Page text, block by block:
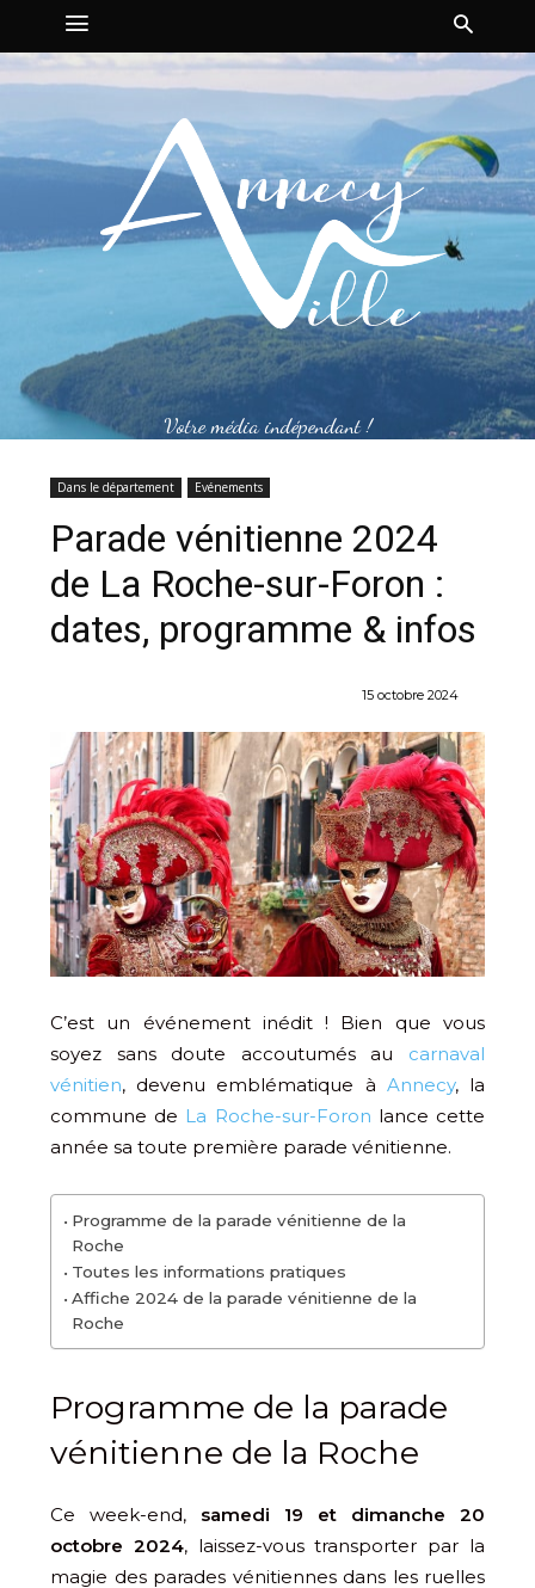
Votre média indépendant !
Dans le département Evénements
Parade vénitienne 2024
de La Roche-sur-Foron :
dates, programme & infos
15 octobre 2024
C’est un événement inédit ! Bien que vous
soyez sans doute accoutumés au carnaval
vénitien, devenu emblématique à Annecy, la
commune de La Roche-sur-Foron lance cette
année sa toute première parade vénitienne.
Programme de la parade vénitienne de la
Roche
Toutes les informations pratiques
Affiche 2024 de la parade vénitienne de la
Roche
Programme de la parade
vénitienne de la Roche
Ce week-end, samedi 19 et dimanche 20
octobre 2024, laissez-vous transporter par la
magie des parades vénitiennes dans les ruelles